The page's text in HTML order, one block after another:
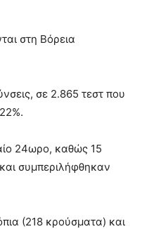
στη Βόρεια
σε 2.865 τεστ που
24ωρο, καθώς 15
συμπεριλήφθηκαν
(218 κρούσματα) και